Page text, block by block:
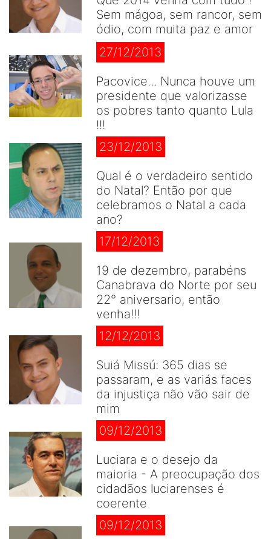
Sem mágoa, sem rancor, sem
ódio, com muita paz e amor
27/12/2013
Pacovice... Nunca houve um
presidente que valorizasse
os pobres tanto quanto Lula
!!!
23/12/2013
Qual é o verdadeiro sentido
do Natal? Então por que
celebramos o Natal a cada
ano?
17/12/2013
19 de dezembro, parabéns
Canabrava do Norte por seu
22° aniversario, então
venha!!!
12/12/2013
Suiá Missú: 365 dias se
passaram, e as variás faces
da injustiça não vão sair de
mim
09/12/2013
Luciara e o desejo da
maioria - A preocupação dos
cidadãos luciarenses é
coerente
09/12/2013